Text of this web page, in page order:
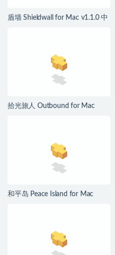
盾墙 Shieldwall for Mac v1.1.0 中
拾光旅人 Outbound for Mac
和平岛 Peace Island for Mac